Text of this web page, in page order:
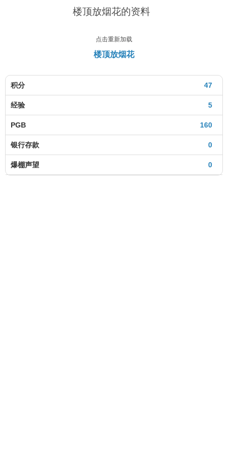
楼顶放烟花的资料
点击重新加载
楼顶放烟花
47
积分
5
经验
160
PGB
0
银行存款
0
爆棚声望